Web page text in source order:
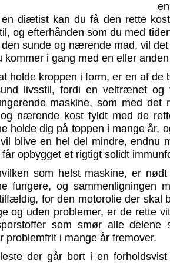
en diætist kan du få den rette
og efterhånden som du med
sunde og nærende mad, vil
kommer i gang med en eller
holde kroppen i form, er en af de
livsstil, fordi en veltrænet og
maskine, som med
nærende kost fyldt med de
holde dig på toppen i mange år,
blive en hel del mindre, endnu
får opbygget et rigtigt solidt
som helst maskine, er
fungere, og sammenligningen
for den motorolie der skal
og uden problemer, er de rette
som smør alle delene
problemfrit i mange år fremover.
der går bort i en